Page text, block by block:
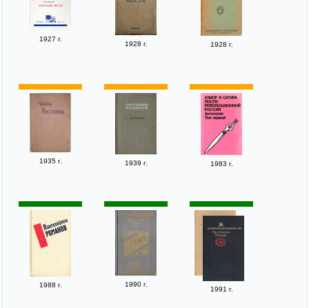
1927 г.
1928 г. 1928 г.
1935 г. 1939 г. 1983 г.
1988 г. 1990 г.
1991 г.